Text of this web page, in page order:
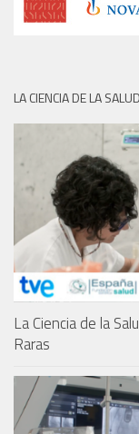
LA CIENCIA DE LA SALUD
La Ciencia de la
Raras